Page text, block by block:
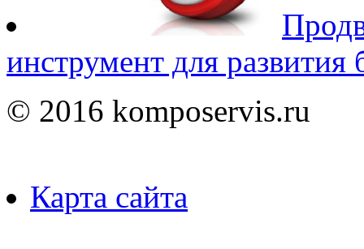
инструмент для развития
© 2016 komposervis.ru
Карта сайта